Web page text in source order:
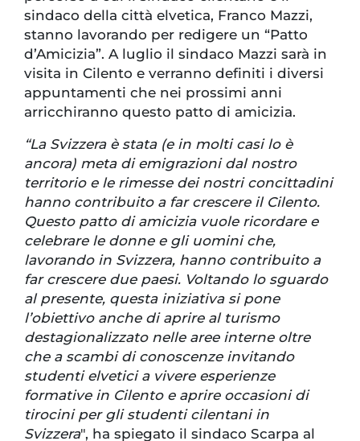
sindaco della città elvetica, Franco Mazzi,
stanno lavorando per redigere un “Patto
d’Amicizia”. A luglio il sindaco Mazzi sarà in
visita in Cilento e verranno definiti i diversi
appuntamenti che nei prossimi anni
arricchiranno questo patto di amicizia.
“La Svizzera è stata (e in molti casi lo è
ancora) meta di emigrazioni dal nostro
territorio e le rimesse dei nostri concittadini
hanno contribuito a far crescere il Cilento.
Questo patto di amicizia vuole ricordare e
celebrare le donne e gli uomini che,
lavorando in Svizzera, hanno contribuito a
far crescere due paesi. Voltando lo sguardo
al presente, questa iniziativa si pone
l’obiettivo anche di aprire al turismo
destagionalizzato nelle aree interne oltre
che a scambi di conoscenze invitando
studenti elvetici a vivere esperienze
formative in Cilento e aprire occasioni di
tirocini per gli studenti cilentani in
Svizzera", ha spiegato il sindaco Scarpa al